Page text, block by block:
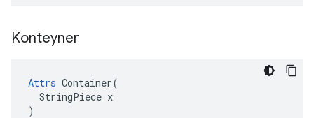
Konteyner
Attrs Container(
  StringPiece x
)